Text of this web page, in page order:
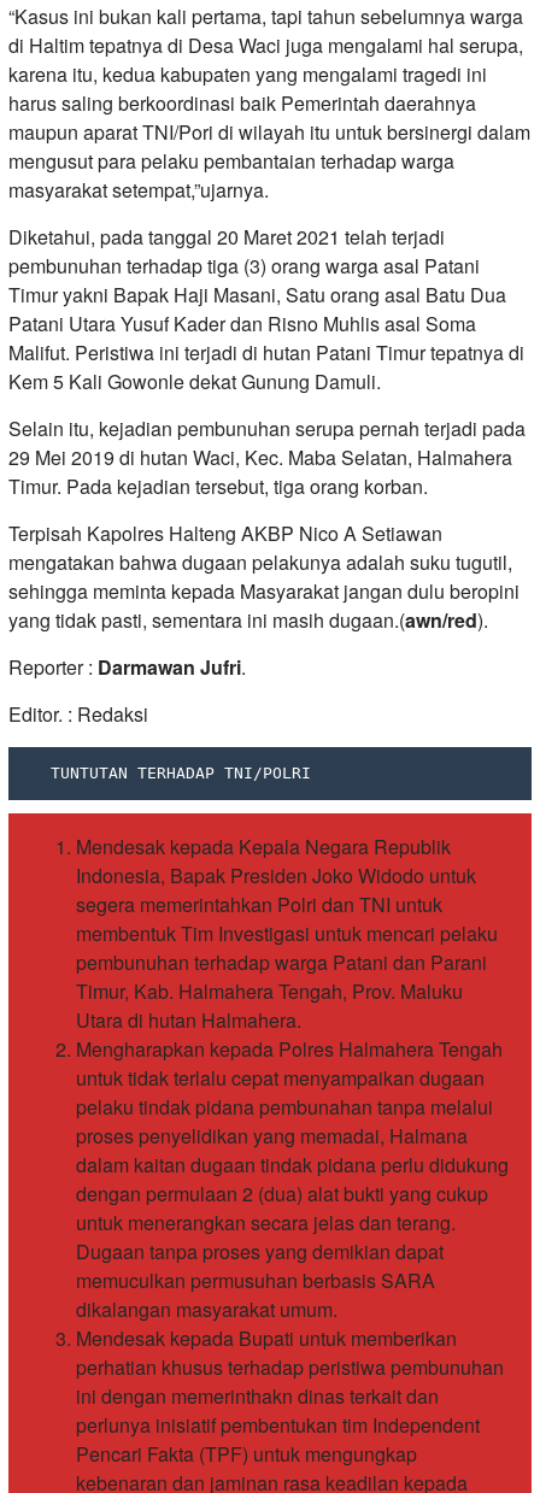
“Kasus ini bukan kali pertama, tapi tahun sebelumnya warga
di Haltim tepatnya di Desa Waci juga mengalami hal serupa,
karena itu, kedua kabupaten yang mengalami tragedi ini
harus saling berkoordinasi baik Pemerintah daerahnya
maupun aparat TNI/Pori di wilayah itu untuk bersinergi dalam
mengusut para pelaku pembantaian terhadap warga
masyarakat setempat,”ujarnya.
Diketahui, pada tanggal 20 Maret 2021 telah terjadi
pembunuhan terhadap tiga (3) orang warga asal Patani
Timur yakni Bapak Haji Masani, Satu orang asal Batu Dua
Patani Utara Yusuf Kader dan Risno Muhlis asal Soma
Malifut. Peristiwa ini terjadi di hutan Patani Timur tepatnya di
Kem 5 Kali Gowonle dekat Gunung Damuli.
Selain itu, kejadian pembunuhan serupa pernah terjadi pada
29 Mei 2019 di hutan Waci, Kec. Maba Selatan, Halmahera
Timur. Pada kejadian tersebut, tiga orang korban.
Terpisah Kapolres Halteng AKBP Nico A Setiawan
mengatakan bahwa dugaan pelakunya adalah suku tugutil,
sehingga meminta kepada Masyarakat jangan dulu beropini
yang tidak pasti, sementara ini masih dugaan.(awn/red).
Reporter : Darmawan Jufri.
Editor. : Redaksi
   TUNTUTAN TERHADAP TNI/POLRI
Mendesak kepada Kepala Negara Republik
Indonesia, Bapak Presiden Joko Widodo untuk
segera memerintahkan Polri dan TNI untuk
membentuk Tim Investigasi untuk mencari pelaku
pembunuhan terhadap warga Patani dan Parani
Timur, Kab. Halmahera Tengah, Prov. Maluku
Utara di hutan Halmahera.
Mengharapkan kepada Polres Halmahera Tengah
untuk tidak terlalu cepat menyampaikan dugaan
pelaku tindak pidana pembunahan tanpa melalui
proses penyelidikan yang memadai, Halmana
dalam kaitan dugaan tindak pidana perlu didukung
dengan permulaan 2 (dua) alat bukti yang cukup
untuk menerangkan secara jelas dan terang.
Dugaan tanpa proses yang demikian dapat
memuculkan permusuhan berbasis SARA
dikalangan masyarakat umum.
Mendesak kepada Bupati untuk memberikan
perhatian khusus terhadap peristiwa pembunuhan
ini dengan memerinthakn dinas terkait dan
perlunya inisiatif pembentukan tim Independent
Pencari Fakta (TPF) untuk mengungkap
kebenaran dan jaminan rasa keadilan kepada